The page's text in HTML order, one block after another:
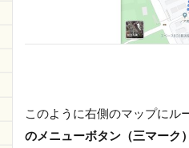
このように右側のマップにル
のメニューボタン（三マーク）